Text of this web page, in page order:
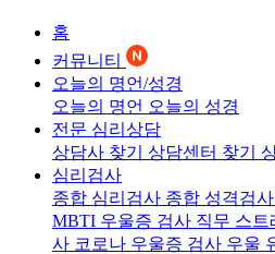
홈
커뮤니티
오늘의 명언/성경
오늘의 명언 오늘의 성경
전문 심리상담
상담사 찾기 상담센터 찾기
심리검사
종합 심리검사 종합 성격검사
MBTI 우울증 검사 직무 스트
사 코로나 우울증 검사 우울